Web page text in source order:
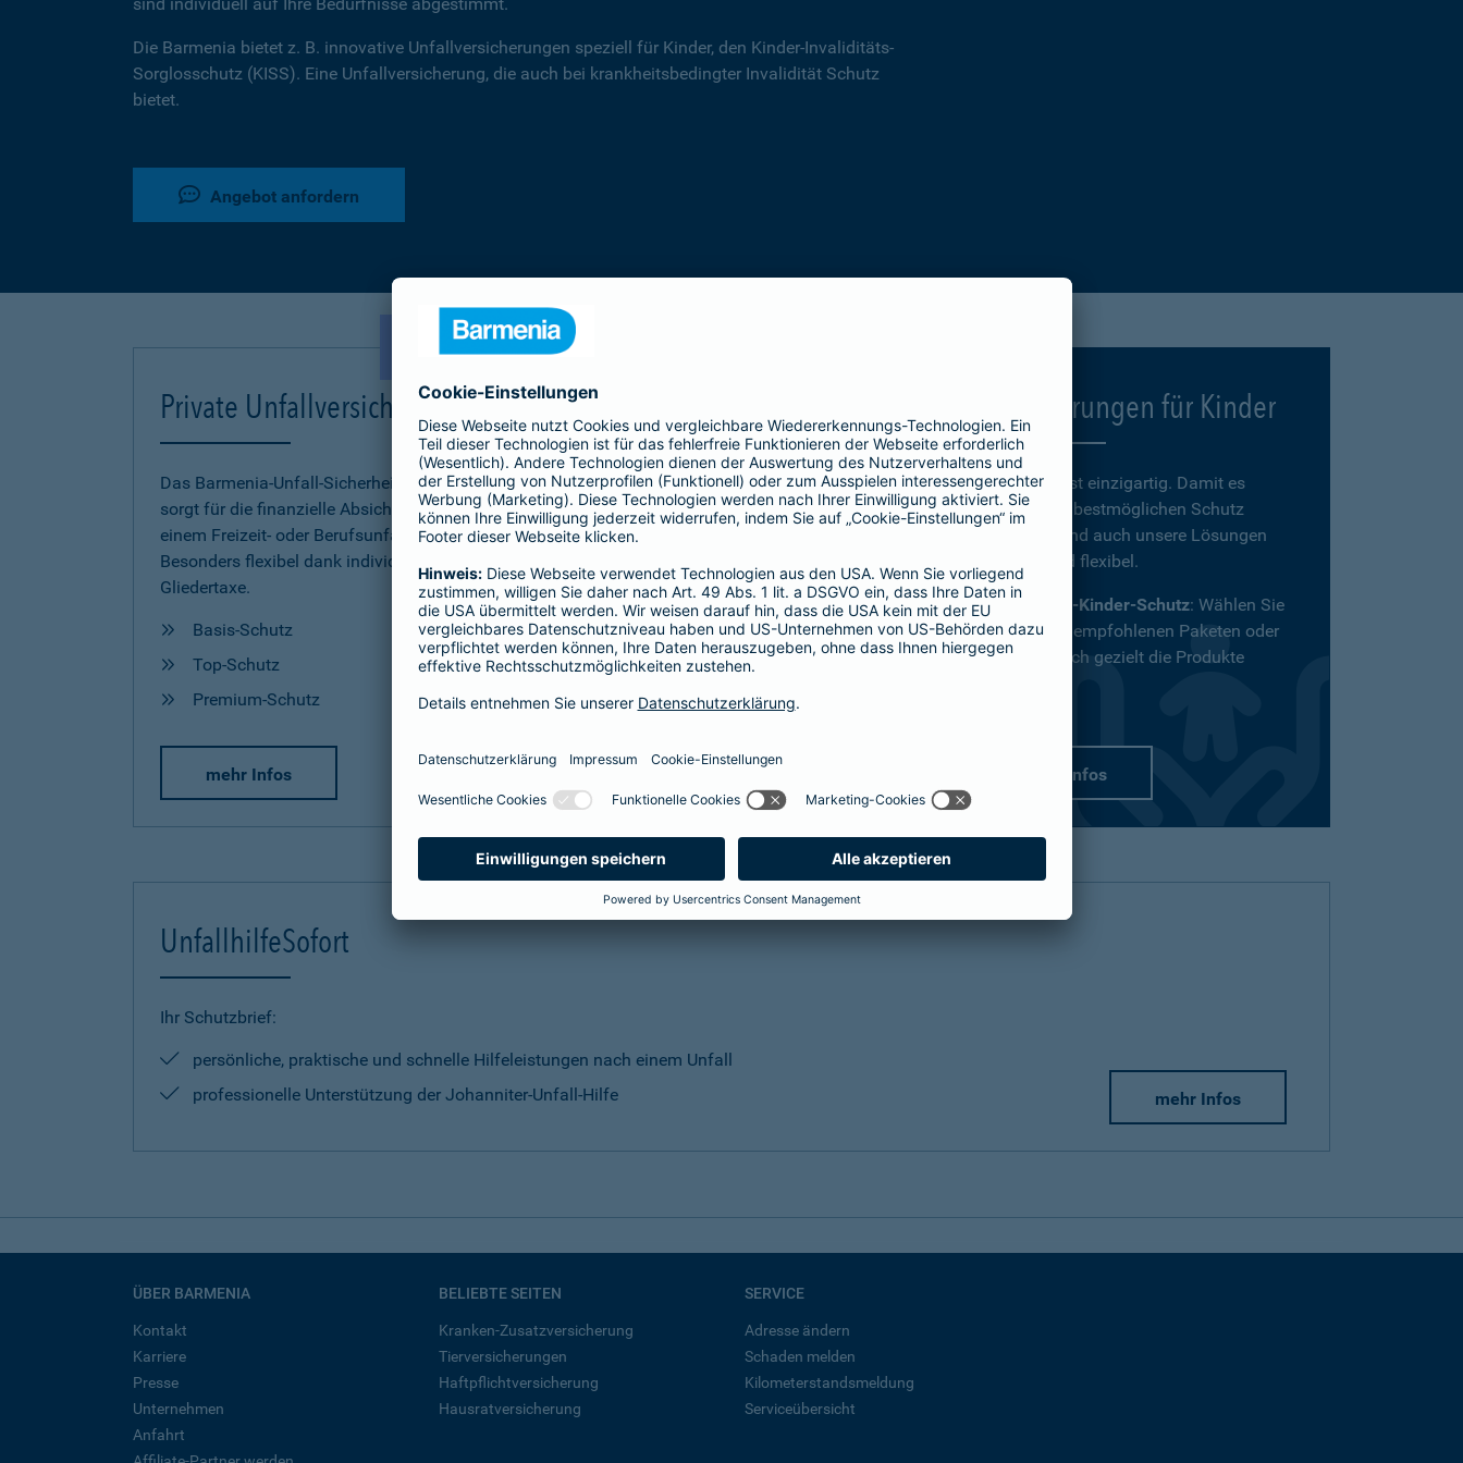
Die Barmenia bietet z. B. innovative Unfallversicherungen speziell für Kinder, den Kinder-Invaliditäts-
Sorglosschutz (KISS). Eine Unfallversicherung, die auch bei krankheitsbedingter Invalidität Schutz
bietet.
Angebot anfordern
NEU!
Private Unfallversicherung
Das Barmenia-Unfall-Sicherheitskonzept
sorgt für die finanzielle Absicherung nach
einem Freizeit- oder Berufsunfall.
Besonders flexibel dank individueller
Gliedertaxe.
Basis-Schutz
Top-Schutz
Premium-Schutz
mehr Infos
Kinder-Invaliditätsschutz
Der Kinder-Invaliditäts-Sorglos-Schutz
(KISS) sichert die finanzielle und soziale
Zukunft Ihrer Kinder bei
krankheits- oder
unfallbedingter Invalidität
Reha-Management inklusive
Versicherungen für Kinder
Jedes Kind ist einzigartig. Damit es
definitiv den bestmöglichen Schutz
bekommt, sind auch unsere Lösungen
vielfältig und flexibel.
Passend-für-Kinder-Schutz: Wählen Sie
aus unseren empfohlenen Paketen oder
stellen Sie sich gezielt die Produkte
mehr Infos
UnfallhilfeSofort
Ihr Schutzbrief:
persönliche, praktische und schnelle Hilfeleistungen nach einem Unfall
professionelle Unterstützung der Johanniter-Unfall-Hilfe
mehr Infos
ÜBER BARMENIA
Kontakt
Karriere
Presse
Unternehmen
Anfahrt
BELIEBTE SEITEN
Kranken-Zusatzversicherung
Tierversicherungen
Haftpflichtversicherung
Hausratversicherung
SERVICE
Adresse ändern
Schaden melden
Kilometerstandsmeldung
Serviceübersicht